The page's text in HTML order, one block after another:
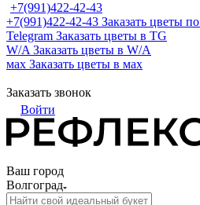
+7(991)422-42-43
+7(991)422-42-43 Заказать цветы
Telegram Заказать цветы в TG
W/A Заказать цветы в W/A
мах Заказать цветы в мах
Заказать звонок
Войти
Ваш город
Волгоград